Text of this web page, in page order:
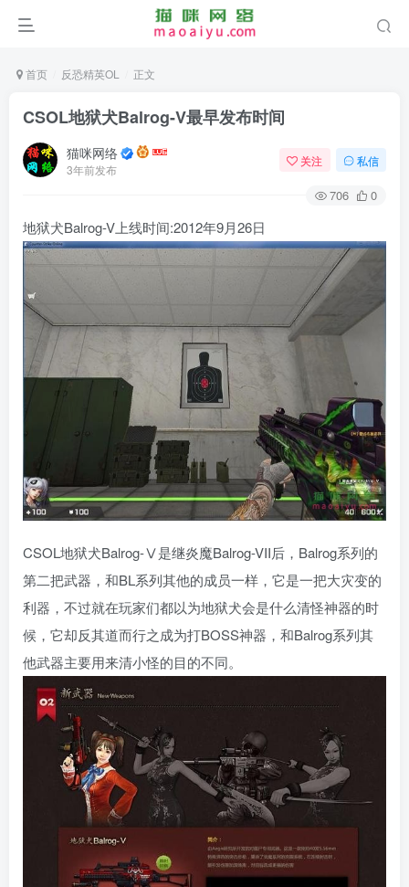
首页 反恐精英OL 正文
CSOL地狱犬Balrog-V最早发布时间
猫咪网络
3年前发布
关注 私信
706 0
地狱犬Balrog-V上线时间:2012年9月26日
CSOL地狱犬Balrog-Ⅴ是继炎魔Balrog-VII后，Balrog系列的
第二把武器，和BL系列其他的成员一样，它是一把大灾变的
利器，不过就在玩家们都以为地狱犬会是什么清怪神器的时
候，它却反其道而行之成为打BOSS神器，和Balrog系列其
他武器主要用来清小怪的目的不同。